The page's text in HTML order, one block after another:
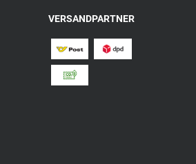
VERSANDPARTNER